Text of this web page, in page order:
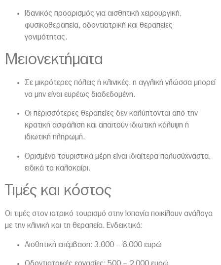
Ιδανικός προορισμός για αισθητική χειρουργική,
φυσικοθεραπεία, οδοντιατρική και θεραπείες
γονιμότητας.
Μειονεκτήματα
Σε μικρότερες πόλεις ή κλινικές, η αγγλική γλώσσα μπορεί
να μην είναι ευρέως διαδεδομένη.
Οι περισσότερες θεραπείες δεν καλύπτονται από την
κρατική ασφάλιση και απαιτούν ιδιωτική κάλυψη ή
ιδιωτική πληρωμή.
Ορισμένα τουριστικά μέρη είναι ιδιαίτερα πολυσύχναστα,
ειδικά το καλοκαίρι.
Τιμές και κόστος
Οι τιμές στον ιατρικό τουρισμό στην Ισπανία ποικίλουν ανάλογα
με την κλινική και τη θεραπεία. Ενδεικτικά:
Αισθητική επέμβαση: 3.000 – 6.000 ευρώ